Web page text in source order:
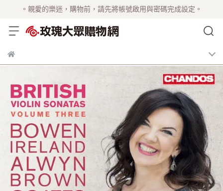
。親愛的樂迷，購物前，請先將帳號啟用與密碼完成設定。